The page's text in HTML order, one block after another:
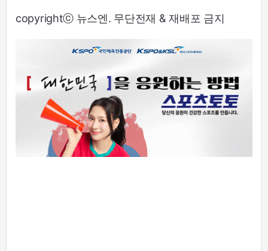
copyrightⓒ 뉴스엔. 무단전재 & 재배포 금지